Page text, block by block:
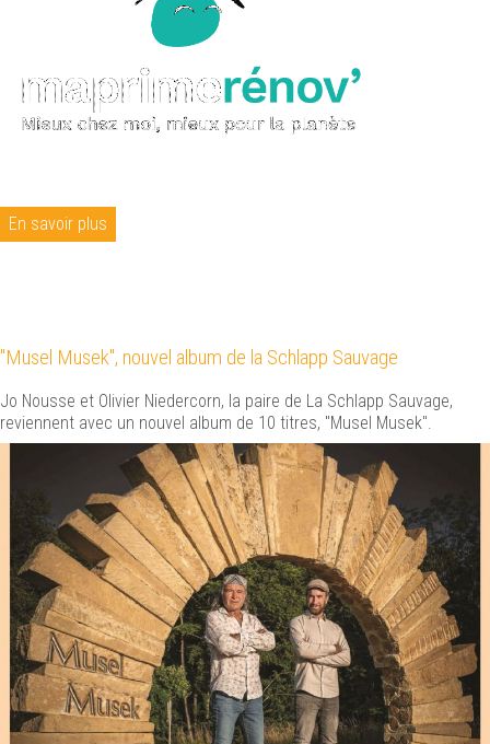
En savoir plus
"Musel Musek", nouvel album de la Schlapp Sauvage
Jo Nousse et Olivier Niedercorn, la paire de La Schlapp Sauvage,
reviennent avec un nouvel album de 10 titres, "Musel Musek".